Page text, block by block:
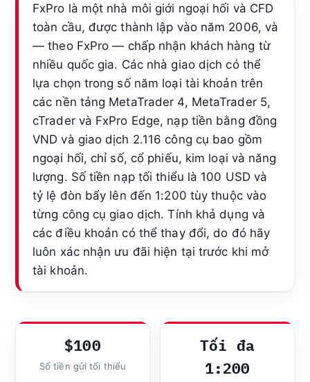
FxPro là một nhà môi giới ngoại hối và CFD
toàn cầu, được thành lập vào năm 2006, và
— theo FxPro — chấp nhận khách hàng từ
nhiều quốc gia. Các nhà giao dịch có thể
lựa chọn trong số năm loại tài khoản trên
các nền tảng MetaTrader 4, MetaTrader 5,
cTrader và FxPro Edge, nạp tiền bằng đồng
VND và giao dịch 2.116 công cụ bao gồm
ngoại hối, chỉ số, cổ phiếu, kim loại và năng
lượng. Số tiền nạp tối thiểu là 100 USD và
tỷ lệ đòn bẩy lên đến 1:200 tùy thuộc vào
từng công cụ giao dịch. Tính khả dụng và
các điều khoản có thể thay đổi, do đó hãy
luôn xác nhận ưu đãi hiện tại trước khi mở
tài khoản.
$100
Số tiền gửi tối thiểu
Tối đa
1:200